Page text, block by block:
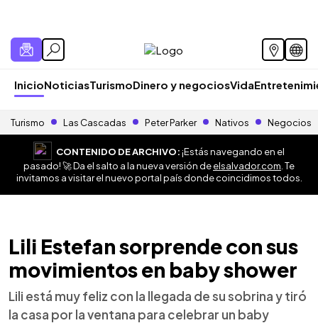
InicioNoticiasTurismoDinero y negociosVida
Turismo Las Cascadas Peter Parker Nativos Negocios
CONTENIDO DE ARCHIVO:¡Estás navegando en el
pasado! 🚀 Da el salto a la nueva versión deelsalvador.com . Te
invitamos a visitar el nuevo portal país donde coincidimos todos.
Lili Estefan sorprende con sus
movimientos en baby shower
Lili está muy feliz con la llegada de su sobrina y tiró
la casa por la ventana para celebrar un baby